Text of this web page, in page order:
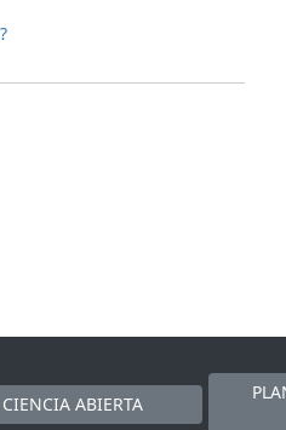
CIENCIA ABIERTA